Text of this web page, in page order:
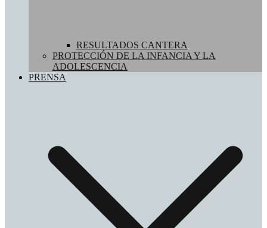
RESULTADOS CANTERA
PROTECCIÓN DE LA INFANCIA Y LA
ADOLESCENCIA
PRENSA